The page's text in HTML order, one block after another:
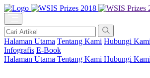
Halaman Utama Tentang Kami Hubungi Kami
Infografis E-Book
Halaman Utama Tentang Kami Hubungi Kami